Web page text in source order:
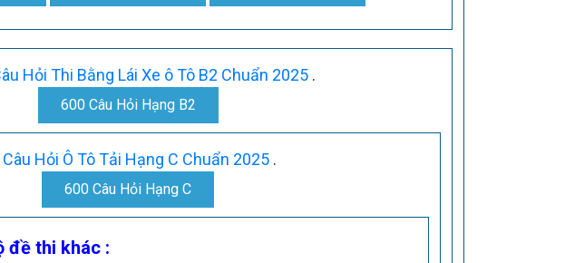
Hỏi Thi Bằng Lái Xe ô Tô B2 Chuẩn 2025.
600 Câu Hỏi Hạng B2
Hỏi Ô Tô Tải Hạng C Chuẩn 2025.
600 Câu Hỏi Hạng C
đề thi khác :